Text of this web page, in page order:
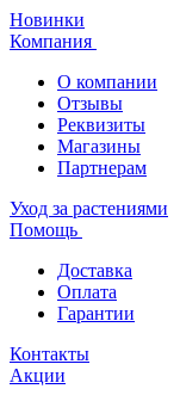
Новинки
Компания
О компании
Отзывы
Реквизиты
Магазины
Партнерам
Уход за растениями
Помощь
Доставка
Оплата
Гарантии
Контакты
Акции